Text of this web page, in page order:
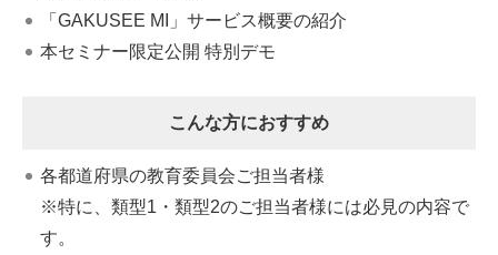
「GAKUSEE MI」サービス概要の紹介
本セミナー限定公開 特別デモ
こんな方におすすめ
各都道府県の教育委員会ご担当者様
※特に、類型1・類型2のご担当者様には必見の内容で
す。